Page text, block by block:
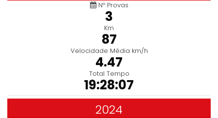
Nº Provas
3
Km
87
Velocidade Média km/h
4.47
Total Tempo
19:28:07
2024